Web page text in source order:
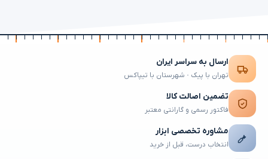
ارسال به سراسر ایران
تهران با پیک · شهرستان با تیپاکس
تضمین اصالت کالا
فاکتور رسمی و گارانتی معتبر
مشاوره تخصصی ابزار
انتخاب درست، قبل از خرید